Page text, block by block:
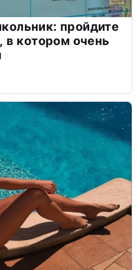
пройдите
в котором очень